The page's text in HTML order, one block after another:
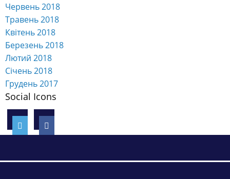
Червень 2018
Травень 2018
Квітень 2018
Березень 2018
Лютий 2018
Січень 2018
Грудень 2017
Social Icons